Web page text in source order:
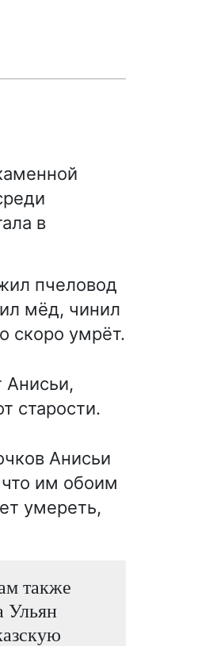
в
пчеловод
мёд, чинил
скоро умрёт.
старости.
Анисьи
им обоим
умереть,
также
Ульян